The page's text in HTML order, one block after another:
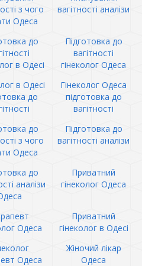
з чого
Одеса
вагітності аналізи
до
в Одесі
Підготовка до
вагітності
гінеколог Одеса
в Одесі
до
Гінеколог Одеса
підготовка до
вагітності
до
з чого
Одеса
Підготовка до
вагітності аналізи
до
аналізи
Приватний
гінеколог Одеса
Одеса
Приватний
гінеколог в Одесі
Одеса
Жіночий лікар
Одеса